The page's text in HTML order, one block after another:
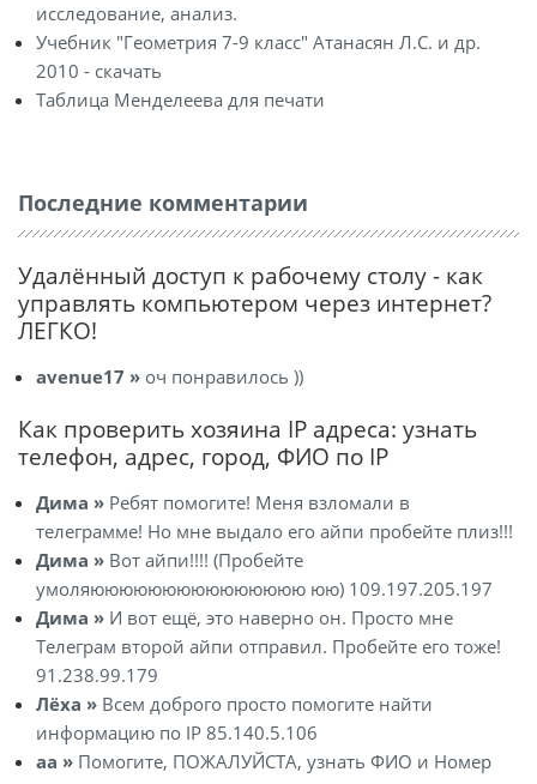
исследование, анализ.
Учебник "Геометрия 7-9 класс" Атанасян Л.С. и др.
2010 - скачать
Таблица Менделеева для печати
Последние комментарии
Удалённый доступ к рабочему столу - как
управлять компьютером через интернет?
ЛЕГКО!
avenue17 » оч понравилось ))
Как проверить хозяина IP адреса: узнать
телефон, адрес, город, ФИО по IP
Дима » Ребят помогите! Меня взломали в
телеграмме! Но мне выдало его айпи пробейте плиз!!!
Дима » Вот айпи!!!! (Пробейте
умоляююююююююююююююю юю) 109.197.205.197
Дима » И вот ещё, это наверно он. Просто мне
Телеграм второй айпи отправил. Пробейте его тоже!
91.238.99.179
Лёха » Всем доброго просто помогите найти
информацию по IP 85.140.5.106
aa » Помогите, ПОЖАЛУЙСТА, узнать ФИО и Номер